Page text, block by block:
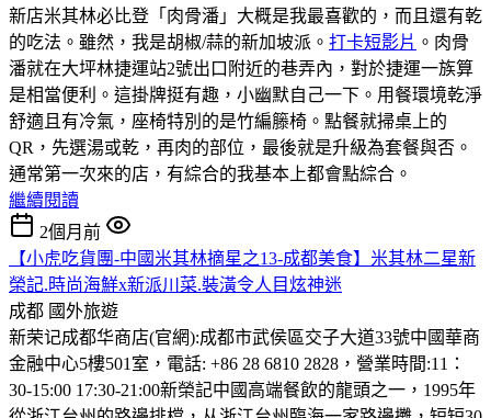
新店米其林必比登「肉骨潘」大概是我最喜歡的，而且還有乾
的吃法。雖然，我是胡椒/蒜的新加坡派。 打卡短影片 。肉骨
潘就在大坪林捷運站2號出口附近的巷弄內，對於捷運一族算
是相當便利。這掛牌挺有趣，小幽默自己一下。用餐環境乾淨
舒適且有冷氣，座椅特別的是竹編籐椅。點餐就掃桌上的
QR，先選湯或乾，再肉的部位，最後就是升級為套餐與否。
通常第一次來的店，有綜合的我基本上都會點綜合。
繼續閱讀
2個月前
【小虎吃貨團-中國米其林摘星之13-成都美食】米其林二星新
榮記.時尚海鮮x新派川菜.裝潢令人目炫神迷
成都 國外旅遊
新荣记成都华商店(官網):成都市武侯區交子大道33號中國華商
金融中心5樓501室，電話: +86 28 6810 2828，營業時間:11：
30-15:00 17:30-21:00新榮記中國高端餐飲的龍頭之一，1995年